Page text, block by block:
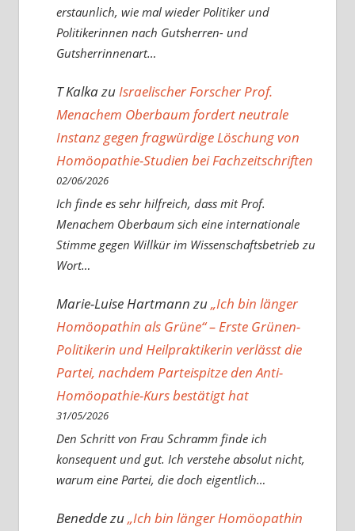
erstaunlich, wie mal wieder Politiker und
Politikerinnen nach Gutsherren- und
Gutsherrinnenart…
T KalkazuIsraelischer Forscher Prof.
Menachem Oberbaum fordert neutrale
Instanz gegen fragwürdige Löschung von
Homöopathie-Studien bei Fachzeitschriften
02/06/2026
Ich finde es sehr hilfreich, dass mit Prof.
Menachem Oberbaum sich eine internationale
Stimme gegen Willkür im Wissenschaftsbetrieb zu
Wort…
Marie-Luise Hartmannzu„Ich bin länger
Homöopathin als Grüne“ – Erste Grünen-
Politikerin und Heilpraktikerin verlässt die
Partei, nachdem Parteispitze den Anti-
Homöopathie-Kurs bestätigt hat
31/05/2026
Den Schritt von Frau Schramm finde ich
konsequent und gut. Ich verstehe absolut nicht,
warum eine Partei, die doch eigentlich…
Beneddezu„Ich bin länger Homöopathin